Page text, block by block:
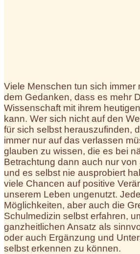
Viele Menschen tun sich immer
dem Gedanken, dass es mehr
Wissenschaft mit ihrem
kann. Wer sich nicht auf den
für sich selbst herauszufinden,
immer nur auf das verlassen
glauben zu wissen, die es bei
Betrachtung dann auch nur
und es selbst nie ausprobiert
viele Chancen auf positive
unserem Leben ungenutzt.
Möglichkeiten, aber auch die
Schulmedizin selbst erfahren,
ganzheitlichen Ansatz als
oder auch Ergänzung und
selbst erkennen zu können.